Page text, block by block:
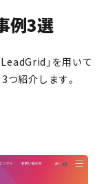
例3選
」を用いて
紹介します。